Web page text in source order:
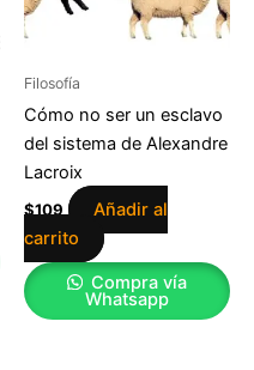
Filosofía
Cómo no ser un esclavo
del sistema de Alexandre
Lacroix
$109
Añadir al
carrito
Compra vía
Whatsapp